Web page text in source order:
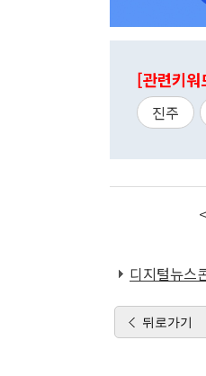
[관련키워
진주
디지털뉴스
뒤로가기